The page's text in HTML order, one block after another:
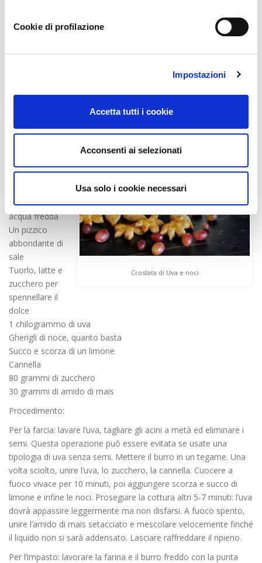
Cookie di profilazione
Impostazioni
Accetta tutti i cookie
Acconsenti ai selezionati
Usa solo i cookie necessari
Crostata di Uva e noci
Crostata di
farina tipo
burro freddo
30 grammi di
60 millilitri di
acqua fredda
Un pizzico
abbondante di
sale
Tuorlo, latte e
zucchero per
spennellare il
dolce
1 chilogrammo di uva
Gherigli di noce, quanto basta
Succo e scorza di un limone
Cannella
80 grammi di zucchero
30 grammi di amido di mais
Procedimento:
Per la farcia: lavare l’uva, tagliare gli acini a metà ed eliminare i
semi. Questa operazione può essere evitata se usate una
tipologia di uva senza semi. Mettere il burro in un tegame. Una
volta sciolto, unire l’uva, lo zucchero, la cannella. Cuocere a
fuoco vivace per 10 minuti, poi aggiungere scorza e succo di
limone e infine le noci. Proseguire la cottura altri 5-7 minuti: l’uva
dovrà appassire leggermente ma non disfarsi. A fuoco spento,
unire l’amido di mais setacciato e mescolare velocemente finché
il liquido non si sarà addensato. Lasciare raffreddare il ripieno.
Per l’impasto: lavorare la farina e il burro freddo con la punta